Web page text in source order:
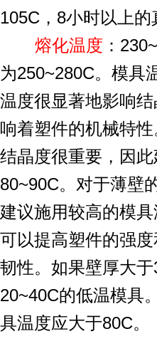
105C，8小时以上的
熔化温度 ：
为250~280C。模具
温度很显著地影响
响着塑件的机械特
结晶度很重要，因
80~90C。对于薄壁
建议施用较高的模
可以提高塑件的强
韧性。如果壁厚大
20~40C的低温模具
具温度应大于80C。